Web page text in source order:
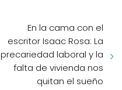
En la cama con el
escritor Isaac Rosa: La
precariedad laboral y la
falta de vivienda nos
quitan el sueño